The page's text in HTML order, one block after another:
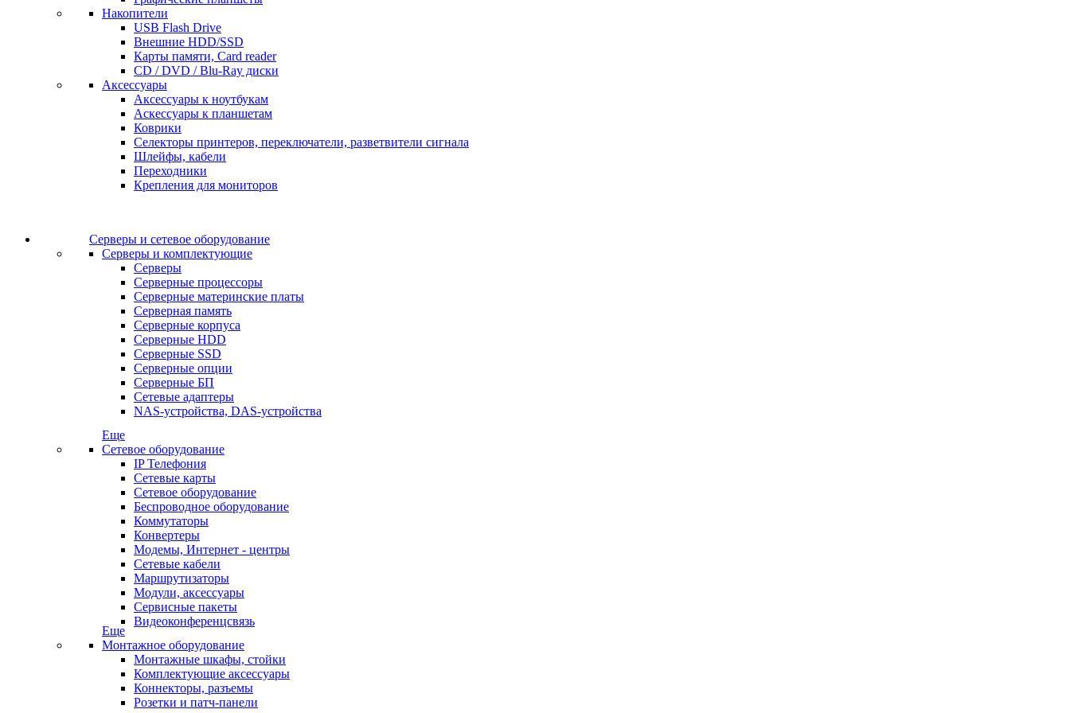
Накопители
USB Flash Drive
Внешние HDD/SSD
Карты памяти, Card reader
CD / DVD / Blu-Ray диски
Аксессуары
Аксессуары к ноутбукам
Аскессуары к планшетам
Коврики
Селекторы принтеров, переключатели, разветвители сигнала
Шлейфы, кабели
Переходники
Крепления для мониторов
Серверы и сетевое оборудование
Серверы и комплектующие
Серверы
Серверные процессоры
Серверные материнские платы
Серверная память
Серверные корпуса
Серверные HDD
Серверные SSD
Серверные опции
Серверные БП
Сетевые адаптеры
NAS-устройства, DAS-устройства
Еще
Сетевое оборудование
IP Телефония
Сетевые карты
Сетевое оборудование
Беспроводное оборудование
Коммутаторы
Конвертеры
Модемы, Интернет - центры
Сетевые кабели
Маршрутизаторы
Модули, аксессуары
Сервисные пакеты
Видеоконференцсвязь
Еще
Монтажное оборудование
Монтажные шкафы, стойки
Комплектующие аксессуары
Коннекторы, разъемы
Розетки и патч-панели